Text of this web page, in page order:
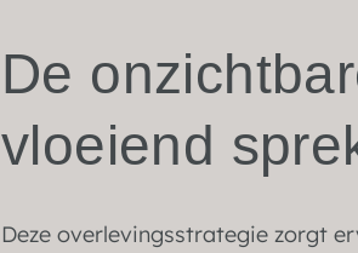
De
vloeiend
Deze overlevingsstrategie zorgt